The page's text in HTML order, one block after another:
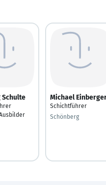
Schulte Michael
Schichtführer
Schönberg